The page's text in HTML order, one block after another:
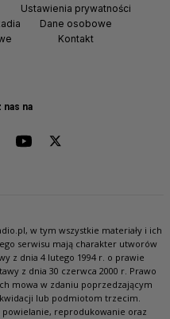
nas na
Ustawienia prywatności
Dane osobowe
Kontakt
w tym wszystkie materiały i ich
serwisu mają charakter utworów
z dnia 4 lutego 1994 r. o prawie
z dnia 30 czerwca 2000 r. Prawo
mowa w zdaniu poprzedzającym
lub podmiotom trzecim.
powielanie, reprodukowanie oraz